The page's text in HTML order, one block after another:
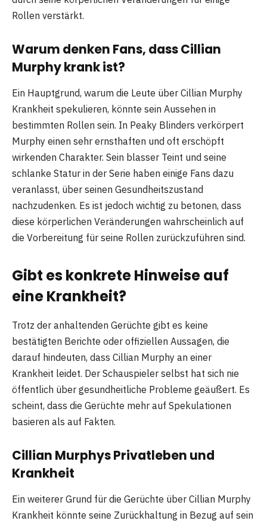
Rollen verstärkt.
Warum denken Fans, dass Cillian
Murphy krank ist?
Ein Hauptgrund, warum die Leute über Cillian Murphy
Krankheit spekulieren, könnte sein Aussehen in
bestimmten Rollen sein. In Peaky Blinders verkörpert
Murphy einen sehr ernsthaften und oft erschöpft
wirkenden Charakter. Sein blasser Teint und seine
schlanke Statur in der Serie haben einige Fans dazu
veranlasst, über seinen Gesundheitszustand
nachzudenken. Es ist jedoch wichtig zu betonen, dass
diese körperlichen Veränderungen wahrscheinlich auf
die Vorbereitung für seine Rollen zurückzuführen sind.
Gibt es konkrete Hinweise auf
eine Krankheit?
Trotz der anhaltenden Gerüchte gibt es keine
bestätigten Berichte oder offiziellen Aussagen, die
darauf hindeuten, dass Cillian Murphy an einer
Krankheit leidet. Der Schauspieler selbst hat sich nie
öffentlich über gesundheitliche Probleme geäußert. Es
scheint, dass die Gerüchte mehr auf Spekulationen
basieren als auf Fakten.
Cillian Murphys Privatleben und
Krankheit
Ein weiterer Grund für die Gerüchte über Cillian Murphy
Krankheit könnte seine Zurückhaltung in Bezug auf sein